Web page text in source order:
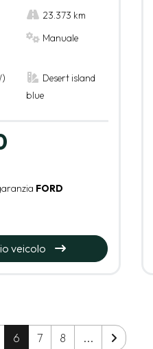
23.373 km
Manuale
Desert island
blue
FORD
veicolo
6 7 8 ...